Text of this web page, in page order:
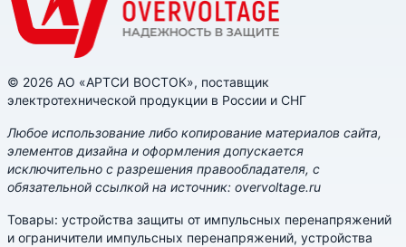
© 2026 АО «АРТСИ ВОСТОК», поставщик
электротехнической продукции в России и СНГ
Любое использование либо копирование материалов сайта,
элементов дизайна и оформления допускается
исключительно с разрешения правообладателя, с
обязательной ссылкой на источник: overvoltage.ru
Товары: устройства защиты от импульсных перенапряжений
и ограничители импульсных перенапряжений, устройства